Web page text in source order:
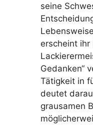
seine
Lebensweise
erscheint ihr
Gedanken“
Tätigkeit in
deutet
grausamen